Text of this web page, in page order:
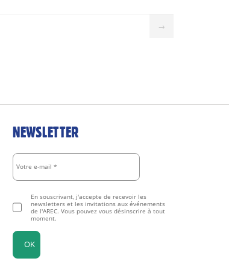
→
NEWSLETTER
En souscrivant, j'accepte de recevoir les
newsletters et les invitations aux événements
de l'AREC. Vous pouvez vous désinscrire à tout
moment.